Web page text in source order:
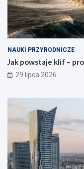
NAUKI PRZYRODNICZE
Jak powstaje klif –
29 lipca 2026